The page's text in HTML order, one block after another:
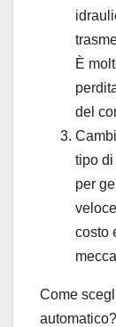
È
del
tipo
per
costo
Come